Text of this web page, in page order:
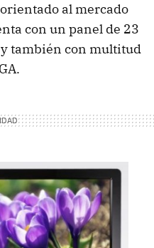
al mercado
con un panel de 23
también con multitud
.